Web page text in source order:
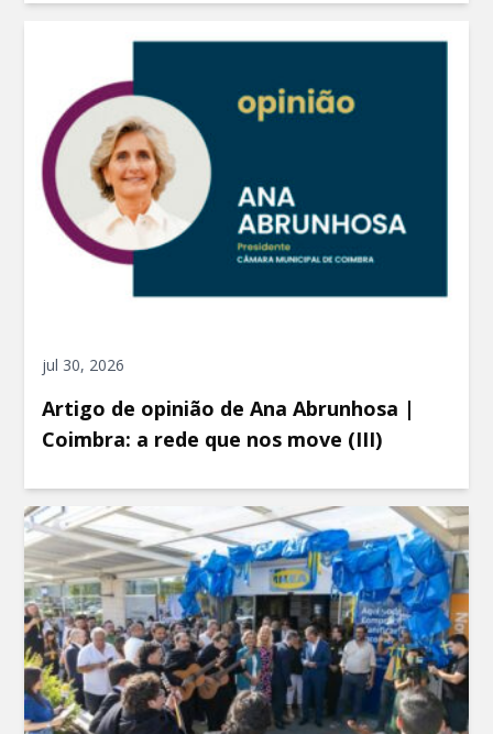
jul 30, 2026
Artigo de opinião de Ana Abrunhosa |
Coimbra: a rede que nos move (III)